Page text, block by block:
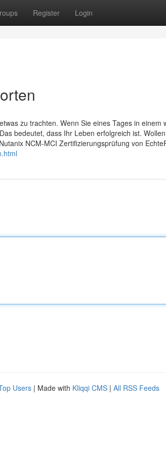
Register Login
zu trachten. Wenn Sie eines Tages in einem
bedeutet, dass Ihr Leben erfolgreich ist.
NCM-MCI Zertifizierungsprüfung von
Users | Made with Kliqqi CMS | All RSS Feeds